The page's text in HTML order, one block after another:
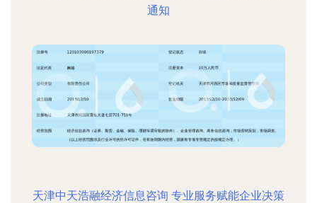
通知
天津中天浩融经济信息咨询 专业服务赋能企业决策